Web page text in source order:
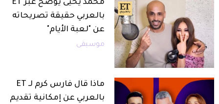
محمد يحيى يوضح عبر ET
بالعربي حقيقة تصريحاته
عن "لعبة الأيام"
موسيقى
ماذا قال فارس كرم لـ ET
بالعربي عن إمكانية تقديم